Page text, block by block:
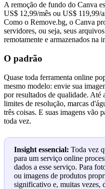
A remoção de fundo do Canva
US$ 12,99/mês ou US$ 119,99/
Como o Remove.bg, o Canva
servidores, ou seja, seus
remotamente e armazenados na
O padrão
Quase toda ferramenta online
mesmo modelo: envie sua
por resultados de qualidade. Até
limites de resolução, marcas
três coisas. E suas imagens vão
toda vez.
Insight essencial: Toda vez
para um serviço online
dados a esse serviço. Para
ou imagens de produtos
significativo e, muitas vezes,